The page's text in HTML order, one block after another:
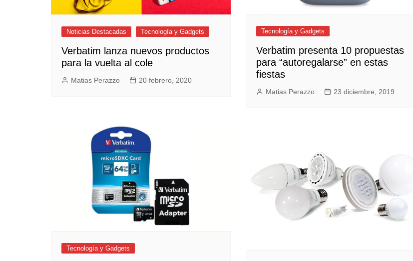
Noticias Destacadas Tecnología y Gadgets
Verbatim lanza nuevos productos
para la vuelta al cole
Matias Perazzo 20 febrero, 2020
Tecnología y Gadgets
Verbatim presenta 10 propuestas
para “autoregalarse” en estas
fiestas
Matias Perazzo 23 diciembre, 2019
Tecnología y Gadgets